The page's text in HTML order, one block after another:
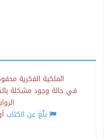
الملكية الفكرية
في حالة وجود مشكلة
بلّغ عن الكتاب